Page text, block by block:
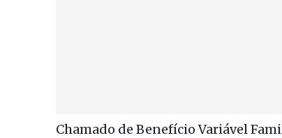
Chamado de Benefício Variável